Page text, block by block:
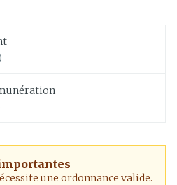
une ordonnance valide.